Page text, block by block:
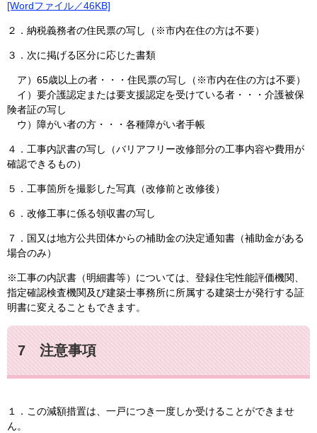
[Wordファイル／46KB]
２．納税義務者の住民票の写し（※市内在住の方は不要）
３．次に掲げる区分に応じた書類
ア）65歳以上の者・・・住民票の写し（※市内在住の方は不要）
イ）要介護認定または要支援認定を受けている者・・・介護被保
険者証の写し
ウ）障がい者の方・・・各種障がい者手帳
４．工事内訳書の写し（バリアフリー改修部分の工事内容や費用が
確認できるもの）
５．工事箇所を撮影した写真（改修前と改修後）
６．改修工事に係る領収書の写し
７．国又は地方公共団体からの補助金の決定通知書（補助金がある
場合のみ）
※工事の内訳書（明細書等）については、登録住宅性能評価機関、
指定確認検査機関及び建築士事務所に所属する建築士が発行する証
明書に変えることもできます。
7 注意事項
１．この減額措置は、一戸につき一度しか受けることができませ
ん。